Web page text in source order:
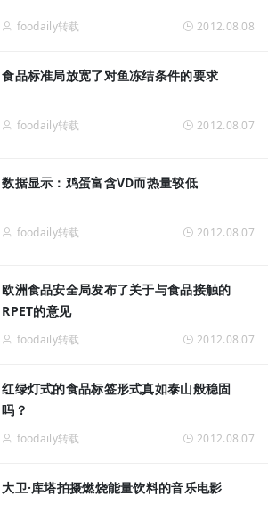
foodaily转载 2012.08.08
食品标准局放宽了对鱼冻结条件的要求
foodaily转载 2012.08.07
数据显示：鸡蛋富含VD而热量较低
foodaily转载 2012.08.07
欧洲食品安全局发布了关于与食品接触的
RPET的意见
foodaily转载 2012.08.07
红绿灯式的食品标签形式真如泰山般稳固
吗？
foodaily转载 2012.08.07
大卫·库塔拍摄燃烧能量饮料的音乐电影